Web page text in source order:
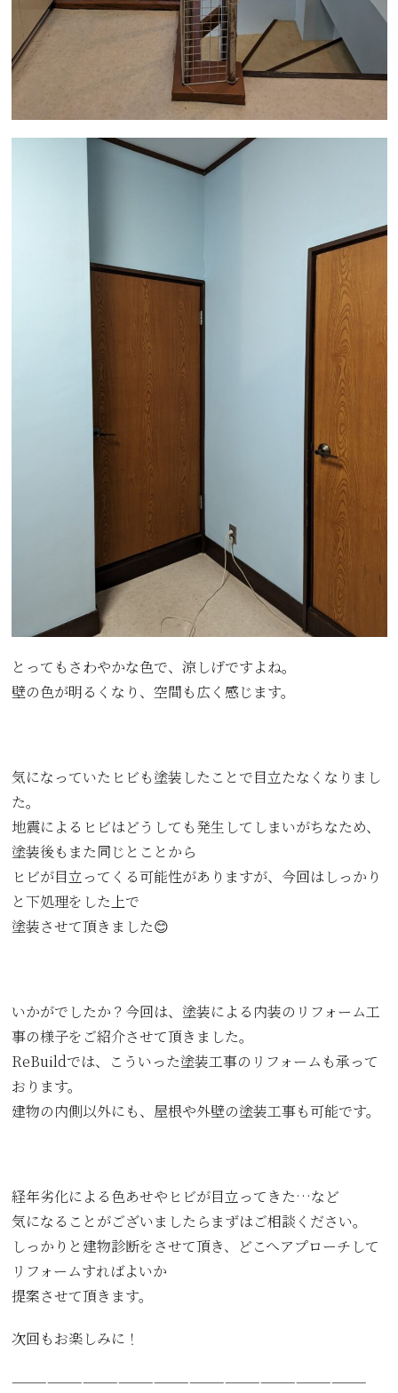
とってもさわやかな色で、涼しげですよね。
壁の色が明るくなり、空間も広く感じます。
気になっていたヒビも塗装したことで目立たなくなりまし
た。
地震によるヒビはどうしても発生してしまいがちなため、
塗装後もまた同じとことから
ヒビが目立ってくる可能性がありますが、今回はしっかり
と下処理をした上で
塗装させて頂きました😊
いかがでしたか？今回は、塗装による内装のリフォーム工
事の様子をご紹介させて頂きました。
ReBuildでは、こういった塗装工事のリフォームも承って
おります。
建物の内側以外にも、屋根や外壁の塗装工事も可能です。
経年劣化による色あせやヒビが目立ってきた…など
気になることがございましたらまずはご相談ください。
しっかりと建物診断をさせて頂き、どこへアプローチして
リフォームすればよいか
提案させて頂きます。
次回もお楽しみに！
——————————————————————————————